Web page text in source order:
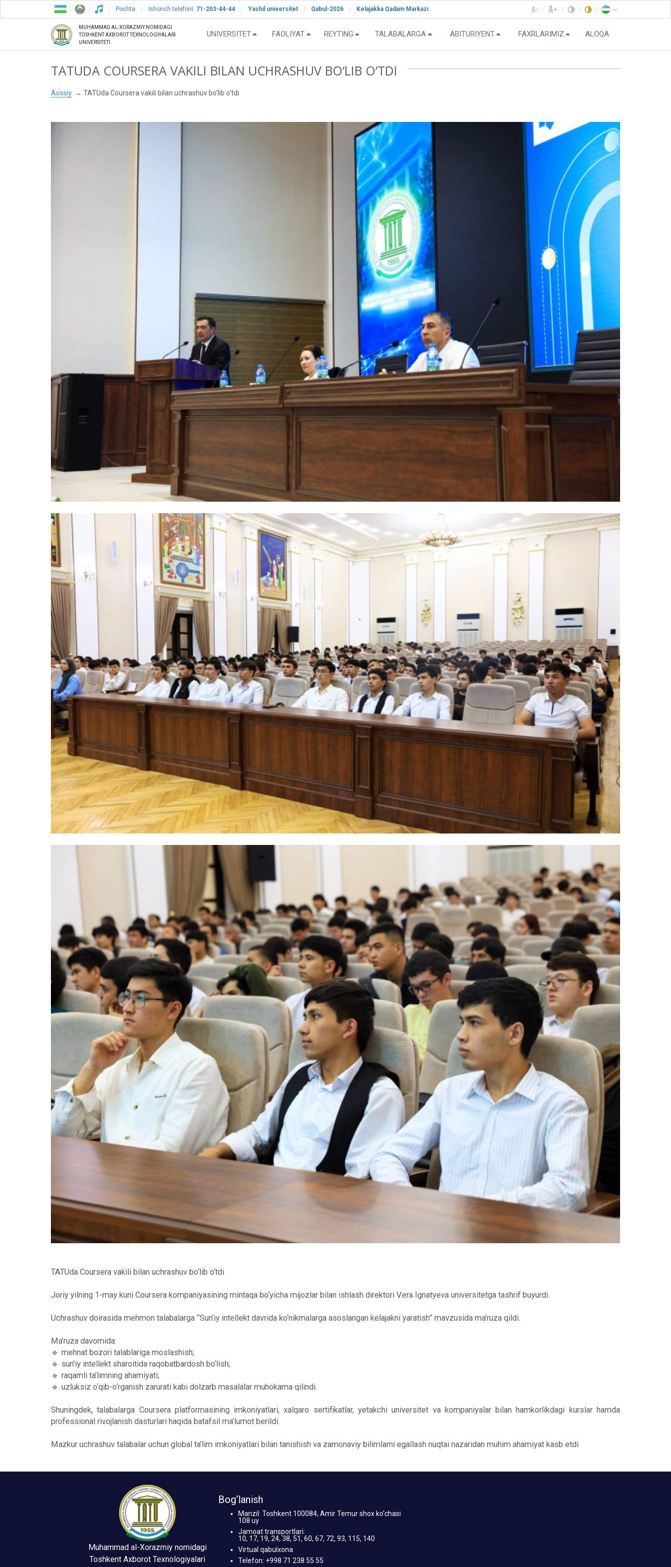
Pochta Ishonch telefoni: 71-203-44-44 Yashil universitet Qabul-2026 Kelajakka Qadam Markazi
MUHAMMAD AL-XORAZMIY NOMIDAGI
TOSHKENT AXBOROT TEXNOLOGIYALARI
UNIVERSITETI
UNIVERSITET FAOLIYAT REYTING TALABALARGA ABITURIYENT FAXRLARIMIZ ALOQA
TATUDA COURSERA VAKILI BILAN UCHRASHUV BO‘LIB O‘TDI
Asosiy TATUda Coursera vakili bilan uchrashuv bo‘lib o‘tdi
TATUda Coursera vakili bilan uchrashuv bo‘lib o‘tdi
Joriy yilning 1-may kuni Coursera kompaniyasining mintaqa bo‘yicha mijozlar bilan ishlash direktori Vera Ignatyeva universitetga tashrif buyurdi.
Uchrashuv doirasida mehmon talabalarga “Sun’iy intellekt davrida ko‘nikmalarga asoslangan kelajakni yaratish” mavzusida ma’ruza qildi.
Ma’ruza davomida:
🔹 mehnat bozori talablariga moslashish;
🔹 sun’iy intellekt sharoitida raqobatbardosh bo‘lish;
🔹 raqamli ta’limning ahamiyati;
🔹 uzluksiz o‘qib-o‘rganish zarurati kabi dolzarb masalalar muhokama qilindi.
Shuningdek, talabalarga Coursera platformasining imkoniyatlari, xalqaro sertifikatlar, yetakchi universitet va kompaniyalar bilan hamkorlikdagi kurslar hamda
professional rivojlanish dasturlari haqida batafsil ma’lumot berildi.
Mazkur uchrashuv talabalar uchun global ta’lim imkoniyatlari bilan tanishish va zamonaviy bilimlarni egallash nuqtai nazaridan muhim ahamiyat kasb etdi
Muhammad al-Xorazmiy nomidagi
Toshkent Axborot Texnologiyalari
Bog‘lanish
Manzil: Toshkent 100084, Amir Temur shox ko‘chasi
108 uy
Jamoat transportlari:
10, 17, 19, 24, 38, 51, 60, 67, 72, 93, 115, 140
Virtual qabulxona
Telefon: +998 71 238 55 55